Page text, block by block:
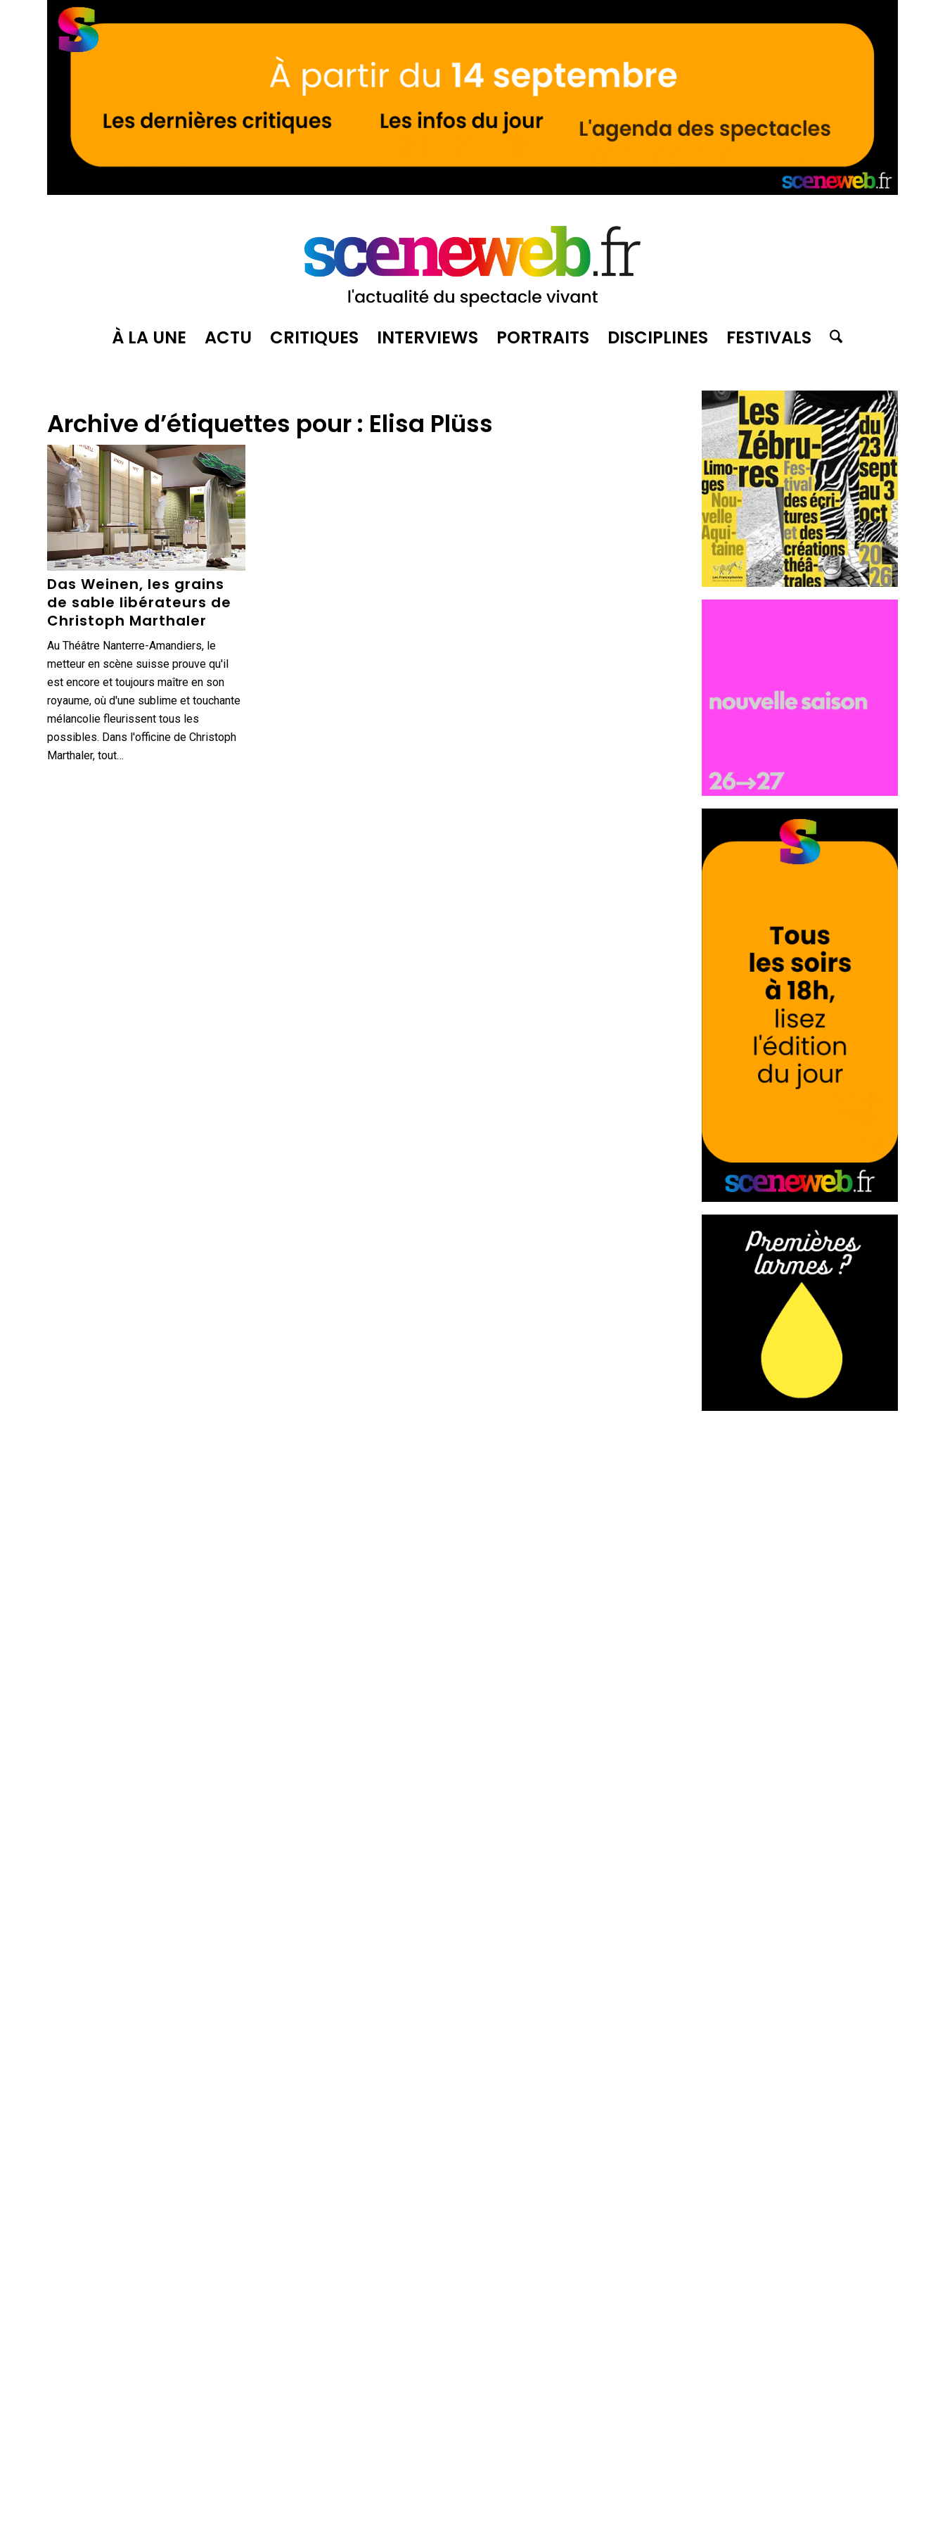
À LA UNE ACTU CRITIQUES INTERVIEWS PORTRAITS DISCIPLINES FESTIVALS
Archive d’étiquettes pour : Elisa Plüss
Das Weinen, les grains
de sable libérateurs de
Christoph Marthaler
Au Théâtre Nanterre-Amandiers, le
metteur en scène suisse prouve qu'il
est encore et toujours maître en son
royaume, où d'une sublime et touchante
mélancolie fleurissent tous les
possibles. Dans l'officine de Christoph
Marthaler, tout…